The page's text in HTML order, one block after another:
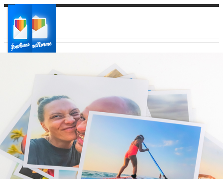
Ваш регион доставки
Выберите из списка: